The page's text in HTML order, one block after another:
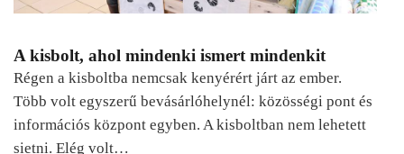
A kisbolt, ahol mindenki ismert mindenkit
Régen a kisboltba nemcsak kenyérért járt az ember.
Több volt egyszerű bevásárlóhelynél: közösségi pont és
információs központ egyben. A kisboltban nem lehetett
sietni. Elég volt…